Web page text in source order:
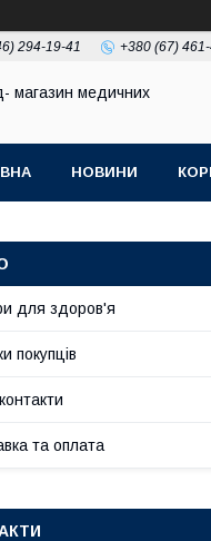
294-19-41 +380 (67)
магазин медичних
НОВИНИ
для здоров'я
покупців
та оплата